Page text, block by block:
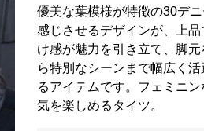
優美な葉模様が特徴の30デ
感じさせるデザインが、上
け感が魅力を引き立て、脚
ら特別なシーンまで幅広く
るアイテムです。フェミニ
気を楽しめるタイツ。